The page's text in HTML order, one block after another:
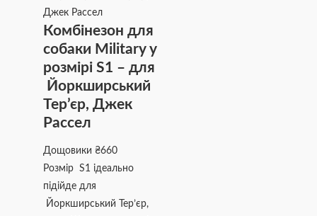
Комбінезон для
собаки Military у
розмірі S1 – для
Йоркширський
Тер’єр, Джек
Рассел
Дощовики₴660
Розмір S1 ідеально
підійде для
Йоркширський Тер’єр,